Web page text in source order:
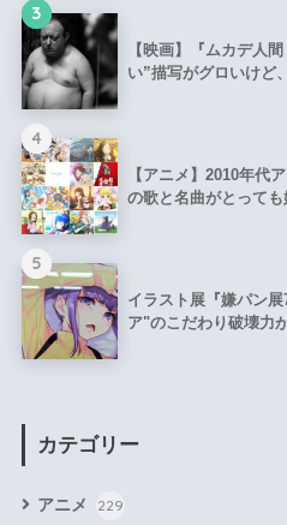
3
【映画】『ムカデ人
い”描写がグロいけど
4
【アニメ】2010年代
の歌と名曲がとっても
5
イラスト展『嫌パン
ア"のこだわり破壊力
カテゴリー
アニメ 229